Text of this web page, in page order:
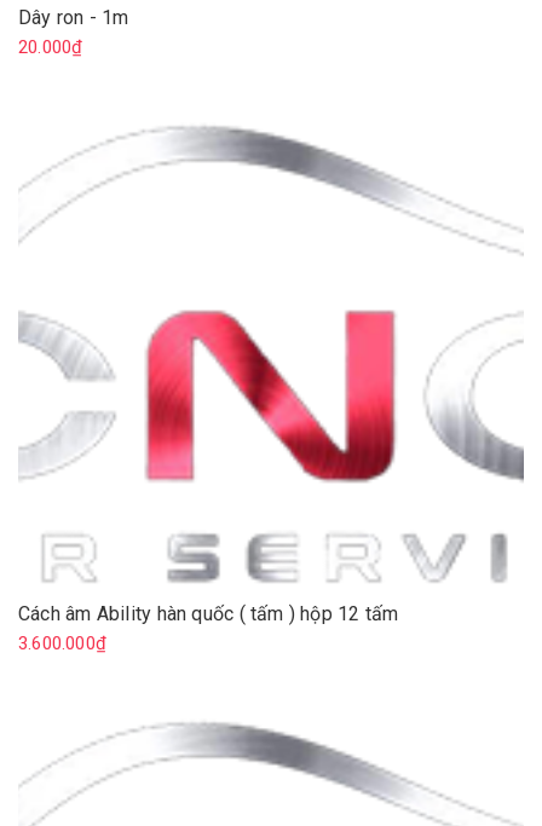
Dây ron - 1m
20.000₫
Cách âm Ability hàn quốc ( tấm ) hộp 12 tấm
3.600.000₫